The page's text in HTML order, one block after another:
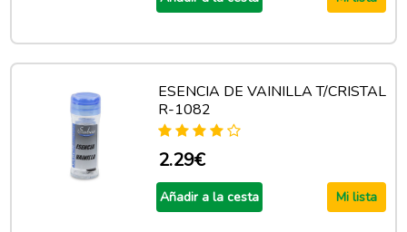
ESENCIA DE VAINILLA T/CRISTAL
R-1082
2.29€
Añadir a la cesta Mi lista